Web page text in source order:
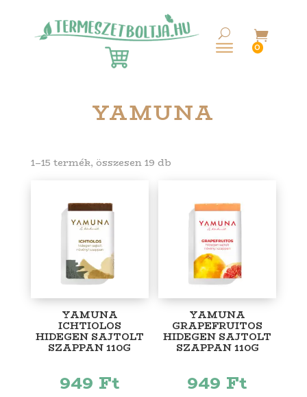

0
YAMUNA
1–15 termék, összesen 19 dbSorted
YAMUNA
ICHTIOLOS
HIDEGEN SAJTOLT
SZAPPAN 110G
949 Ft
YAMUNA
GRAPEFRUITOS
HIDEGEN SAJTOLT
SZAPPAN 110G
949 Ft